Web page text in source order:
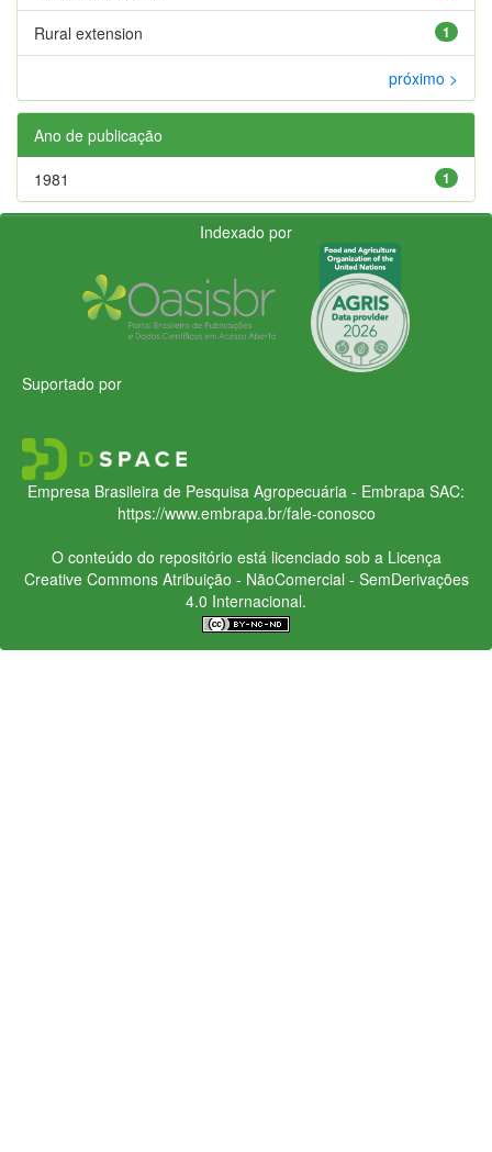
1
Rural extension
próximo >
Ano de publicação
1
1981
Indexado por
Suportado por
Empresa Brasileira de Pesquisa Agropecuária - Embrapa SAC:
https://www.embrapa.br/fale-conosco
O conteúdo do repositório está licenciado sob a Licença
Creative CommonsAtribuição - NãoComercial - SemDerivações
4.0 Internacional.